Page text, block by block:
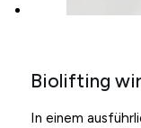
Biolifting
In einem